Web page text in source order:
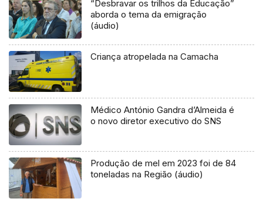
“Desbravar os trilhos da Educação”
aborda o tema da emigração
(áudio)
Criança atropelada na Camacha
Médico António Gandra d’Almeida é
o novo diretor executivo do SNS
Produção de mel em 2023 foi de 84
toneladas na Região (áudio)